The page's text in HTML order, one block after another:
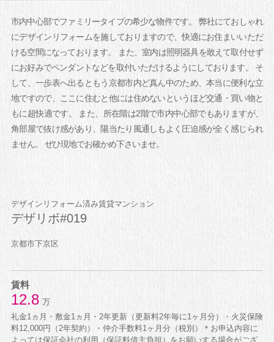
市内中心部でファミリータイプの希少な物件です。 弊社にておしゃれ
にデザインリフォームを施しておりますので、快適にお住まいいただ
ける空間になっております。 また、室内は照明器具を敢えて取付せず
にお好みでペンダントなどを取付いただけるようにしております。 そ
して、一歩表へ出るともう京都市内ど真ん中のため、本当に便利な立
地ですので、ここに住むと他には住めないというほど交通・買い物と
もに超快適です。 また、所在階は2階で市内中心部でもありますが、
角部屋で抜け感があり、陽当たり風通しもよく圧迫感が全く感じられ
ません。 ぜひ現地でお確かめ下さいませ。
デザインリフォーム済み賃貸マンション
デザリボ#019
京都市下京区
賃料
12.8 万
礼金1ヵ月・敷金1ヵ月・2年更新（更新料2年毎に1ヶ月分）・火災保険
料12,000円（2年契約）・仲介手数料1ヶ月分（税別）＊お申込内容に
よっては保証会社の利用（保証料借主負担）をお願いする場合がござ